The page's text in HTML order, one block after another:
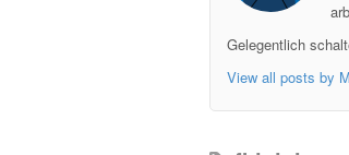
Gelegentlich
View all posts by